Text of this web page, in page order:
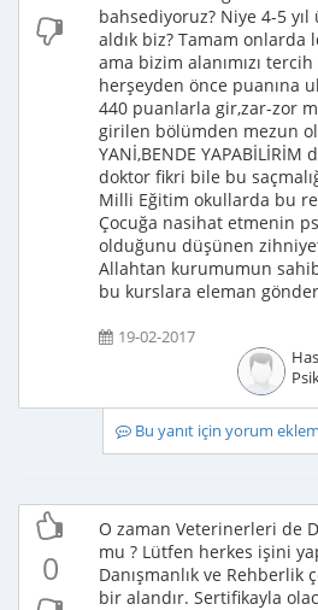
bahsediyoruz? Niye 4-5
aldık biz? Tamam onlarda
ama bizim alanımızı
herşeyden önce puanına
440 puanlarla gir,zar-zor
girilen bölümden mezun
YANİ,BENDE
doktor fikri bile bu
Milli Eğitim okullarda bu
Çocuğa nasihat etmenin
olduğunu düşünen
Allahtan kurumumun
bu kurslara eleman
19-02-2017
Bu yanıt için yorum
0
O zaman Veterinerleri de
mu ? Lütfen herkes işini
Danışmanlık ve Rehberlik
bir alandır. Sertifikayla